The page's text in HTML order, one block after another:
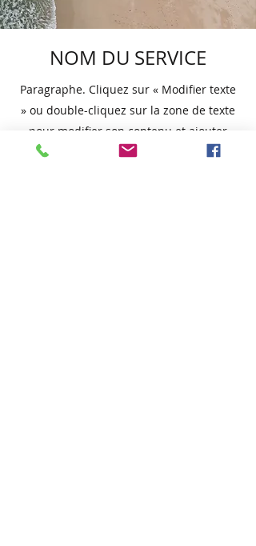
NOM DU SERVICE
Paragraphe. Cliquez sur « Modifier texte
» ou double-cliquez sur la zone de texte
pour modifier son contenu et ajouter
toutes les informations importantes que